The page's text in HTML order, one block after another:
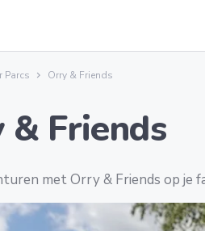
Parcs Orry & Friends
& Friends
met Orry & Friends op je